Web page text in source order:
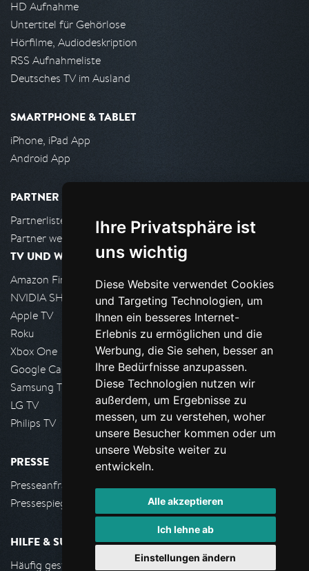
Ihre Privatsphäre ist
uns wichtig
Diese Website verwendet Cookies
und Targeting Technologien, um
Ihnen ein besseres Internet-
Erlebnis zu ermöglichen und die
Werbung, die Sie sehen, besser an
Ihre Bedürfnisse anzupassen.
Diese Technologien nutzen wir
außerdem, um Ergebnisse zu
messen, um zu verstehen, woher
unsere Besucher kommen oder um
unsere Website weiter zu
entwickeln.
Alle akzeptieren
Ich lehne ab
Einstellungen ändern
HD Aufnahme
Untertitel für Gehörlose
Hörfilme, Audiodeskription
RSS Aufnahmeliste
Deutsches TV im Ausland
SMARTPHONE & TABLET
iPhone, iPad App
Android App
PARTNER
Partnerliste
Partner werden
TV UND WOHNZIMMER
Amazon FireTV
NVIDIA SHIELD, Google TV
Apple TV
Roku
Xbox One
Google Cast
Samsung TV
LG TV
Philips TV
PRESSE
Presseanfrage stellen
Pressespiegel
HILFE & SUPPORT
Häufig gestellte Fragen